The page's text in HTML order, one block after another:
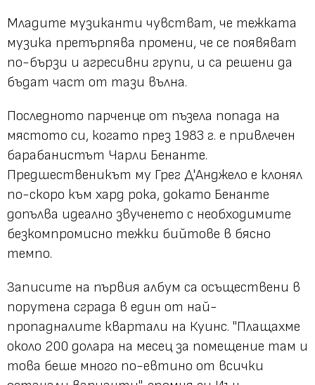
Младите музиканти чувстват, че тежката
музика претърпява промени, че се появяват
по-бързи и агресивни групи, и са решени да
бъдат част от тази вълна.
Последното парченце от пъзела попада на
мястото си, когато през 1983 г. е привлечен
барабанистът Чарли Бенанте.
Предшественикът му Грег Д'Анджело е клонял
по-скоро към хард рока, докато Бенанте
допълва идеално звученето с необходимите
безкомпромисно тежки бийтове в бясно
темпо.
Записите на първия албум са осъществени в
порутена сграда в един от най-
пропадналите квартали на Куинс. "Плащахме
около 200 долара на месец за помещение там и
това беше много по-евтино от всички